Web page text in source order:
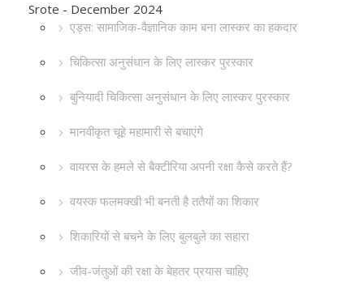
Srote - December 2024
एड्स: सामाजिक-वैज्ञानिक काम बना लास्कर का हकदार
चिकित्सा अनुसंधान के लिए लास्कर पुरस्कार
बुनियादी चिकित्सा अनुसंधान के लिए लास्कर पुरस्कार
मानवीकृत चूहे महामारी से बचाएंगे
वायरस के हमले से बैक्टीरिया अपनी रक्षा कैसे करते हैं?
वयस्क फलमक्खी भी बनती है ततैयों का शिकार
शिकारियों से बचने के लिए बुलबुले का सहारा
जीव-जंतुओं की रक्षा के बेहतर प्रयास चाहिए